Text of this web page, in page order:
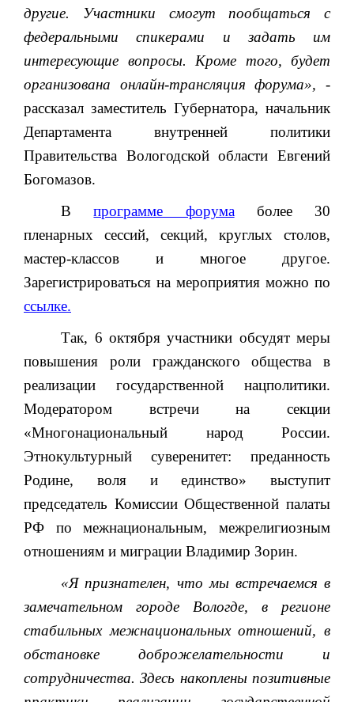
другие. Участники смогут пообщаться с
федеральными спикерами и задать им
интересующие вопросы. Кроме того, будет
организована онлайн-трансляция форума», -
рассказал заместитель Губернатора, начальник
Департамента внутренней политики
Правительства Вологодской области Евгений
Богомазов.
Впрограмме форумаболее 30
пленарных сессий, секций, круглых столов,
мастер-классов и многое другое.
Зарегистрироваться на мероприятия можно по
ссылке.
Так, 6 октября участники обсудят меры
повышения роли гражданского общества в
реализации государственной нацполитики.
Модератором встречи на секции
«Многонациональный народ России.
Этнокультурный суверенитет: преданность
Родине, воля и единство» выступит
председатель Комиссии Общественной палаты
РФ по межнациональным, межрелигиозным
отношениям и миграции Владимир Зорин.
«Я признателен, что мы встречаемся в
замечательном городе Вологде, в регионе
стабильных межнациональных отношений, в
обстановке доброжелательности и
сотрудничества. Здесь накоплены позитивные